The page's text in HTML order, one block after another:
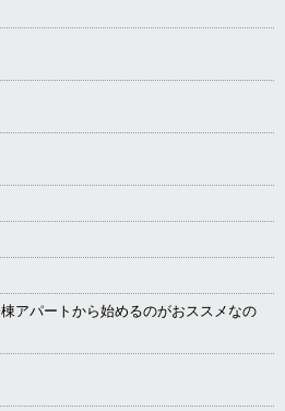
アパートから始めるのがおススメなの